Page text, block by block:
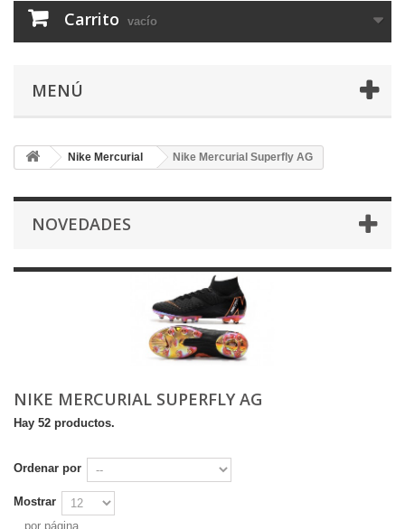
Carrito vacío
MENÚ
Nike Mercurial Nike Mercurial Superfly AG
NOVEDADES
NIKE MERCURIAL SUPERFLY AG
Hay 52 productos.
Ordenar por
Mostrar
por página